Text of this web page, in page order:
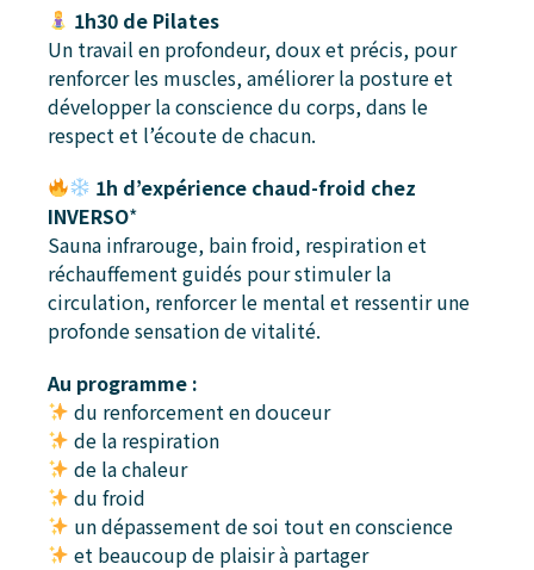
1h30 de Pilates
Un travail en profondeur, doux et précis, pour
renforcer les muscles, améliorer la posture et
développer la conscience du corps, dans le
respect et l’écoute de chacun.
1h d’expérience chaud-froid chez
INVERSO*
Sauna infrarouge, bain froid, respiration et
réchauffement guidés pour stimuler la
circulation, renforcer le mental et ressentir une
profonde sensation de vitalité.
Au programme :
du renforcement en douceur
de la respiration
de la chaleur
du froid
un dépassement de soi tout en conscience
et beaucoup de plaisir à partager